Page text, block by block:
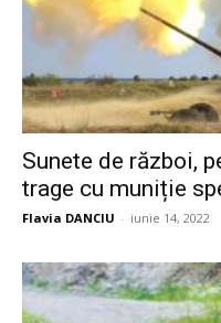
Sunete de război,
trage cu muniție
Flavia DANCIU - iunie 14, 2022